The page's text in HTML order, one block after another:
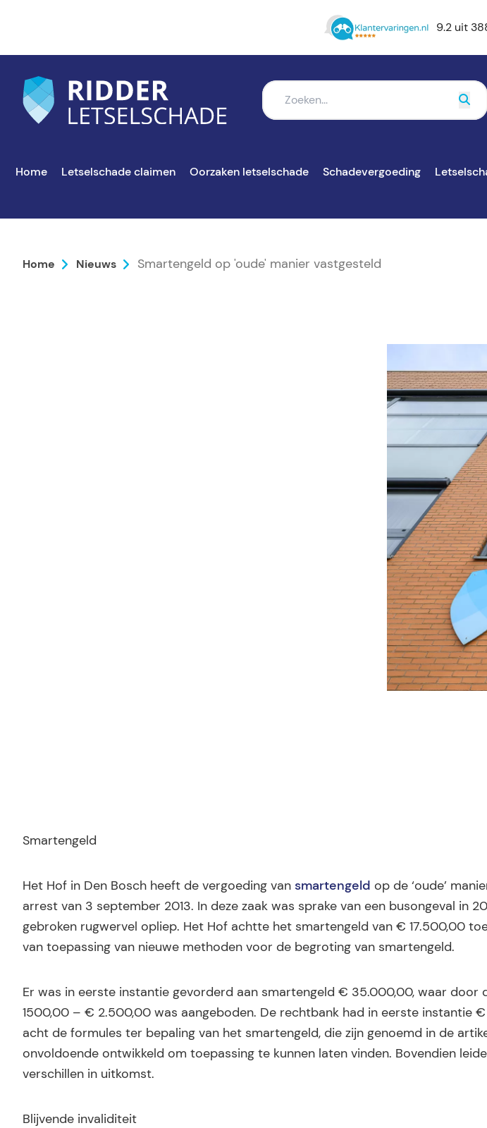
9.2 uit
Home Letselschade claimen Oorzaken letselschade Schadevergoeding
Home Nieuws Smartengeld op 'oude' manier vastgesteld
Smartengeld
Het Hof in Den Bosch heeft de vergoeding van smartengeld op de ‘oude’
arrest van 3 september 2013. In deze zaak was sprake van een busongeval in
gebroken rugwervel opliep. Het Hof achtte het smartengeld van € 17.500,00
van toepassing van nieuwe methoden voor de begroting van smartengeld.
Er was in eerste instantie gevorderd aan smartengeld € 35.000,00, waar door
1500,00 – € 2.500,00 was aangeboden. De rechtbank had in eerste instantie
acht de formules ter bepaling van het smartengeld, die zijn genoemd in de
onvoldoende ontwikkeld om toepassing te kunnen laten vinden. Bovendien
verschillen in uitkomst.
Blijvende invaliditeit